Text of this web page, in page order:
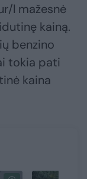
l mažesnė
kainą.
benzino
tokia pati
kaina